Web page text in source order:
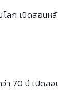
ก เปิดสอนห
า 70 ปี เปิดส